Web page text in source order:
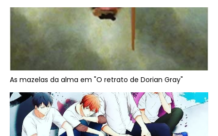
As mazelas da alma em "O retrato de Dorian Gray"